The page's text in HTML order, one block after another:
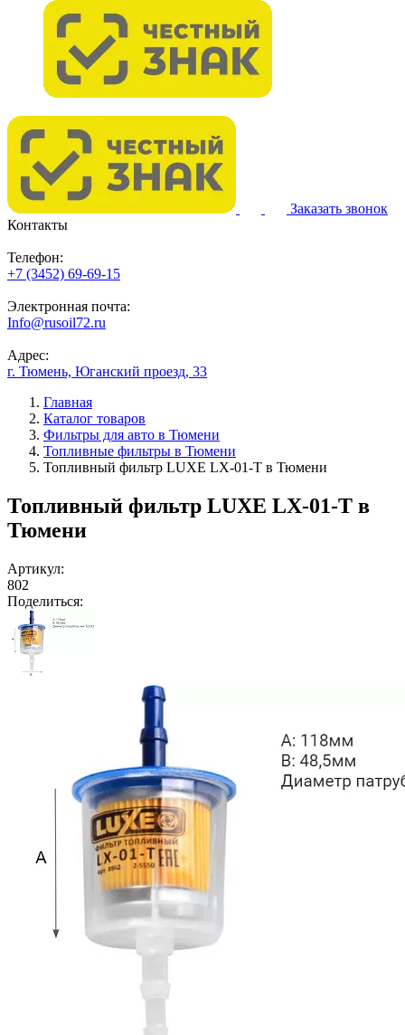
Заказать звонок
Контакты
Телефон:
+7 (3452) 69-69-15
Электронная почта:
Info@rusoil72.ru
Адрес:
г. Тюмень, Юганский проезд, 33
Главная
Каталог товаров
Фильтры для авто в Тюмени
Топливные фильтры в Тюмени
Топливный фильтр LUXE LX-01-T в Тюмени
Топливный фильтр LUXE LX-01-T в
Тюмени
Артикул:
802
Поделиться: